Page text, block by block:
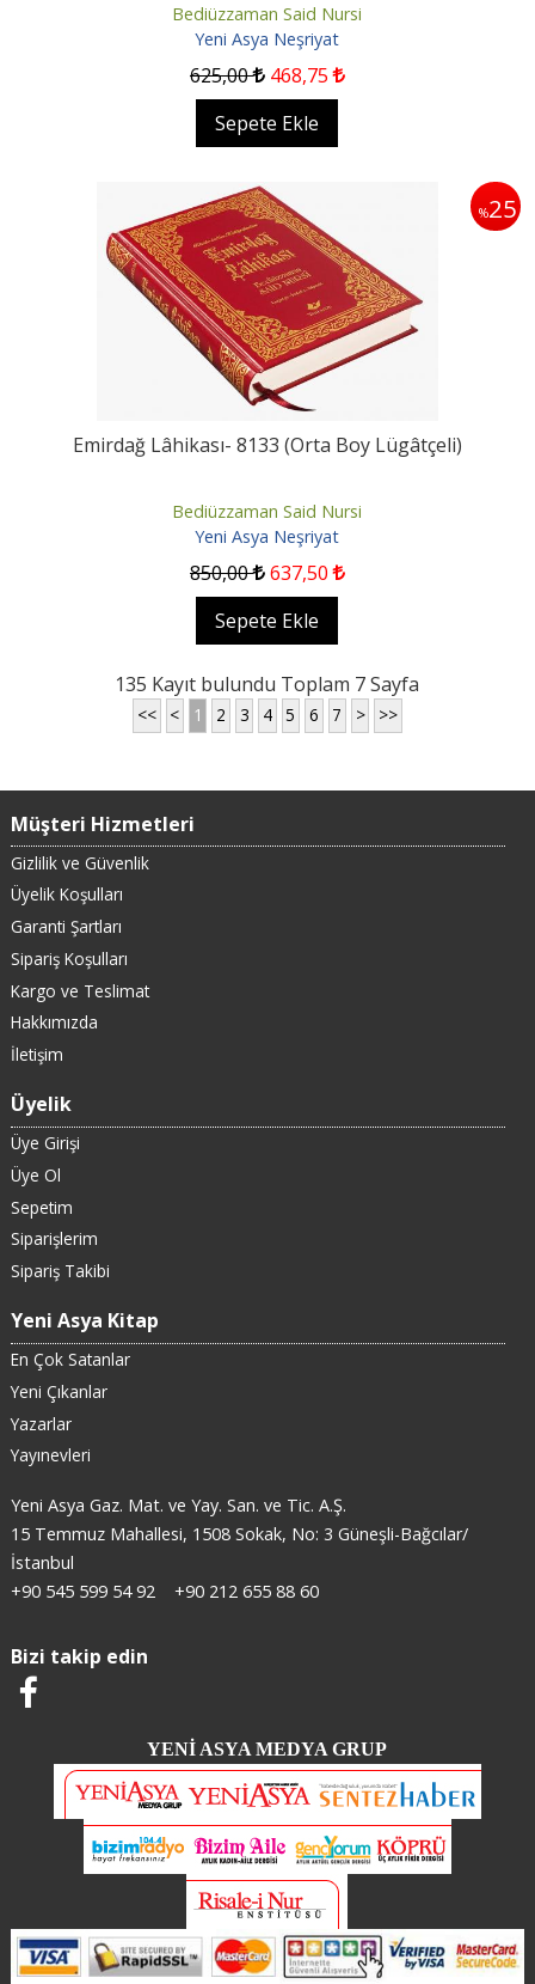
Bediüzzaman Said Nursi
Yeni Asya Neşriyat
625,00 468,75
Sepete Ekle
%25
Emirdağ Lâhikası- 8133 (Orta Boy Lügâtçeli)
Bediüzzaman Said Nursi
Yeni Asya Neşriyat
850,00 637,50
Sepete Ekle
135 Kayıt bulundu Toplam 7 Sayfa
<< < 1 2 3 4 5 6 7 > >>
Müşteri Hizmetleri
Gizlilik ve Güvenlik
Üyelik Koşulları
Garanti Şartları
Sipariş Koşulları
Kargo ve Teslimat
Hakkımızda
İletişim
Üyelik
Üye Girişi
Üye Ol
Sepetim
Siparişlerim
Sipariş Takibi
Yeni Asya Kitap
En Çok Satanlar
Yeni Çıkanlar
Yazarlar
Yayınevleri
Yeni Asya Gaz. Mat. ve Yay. San. ve Tic. A.Ş.
15 Temmuz Mahallesi, 1508 Sokak, No: 3 Güneşli-Bağcılar/
İstanbul
+90 545 599 54 92
+90 212 655 88 60
Bizi takip edin
YENİ ASYA MEDYA GRUP